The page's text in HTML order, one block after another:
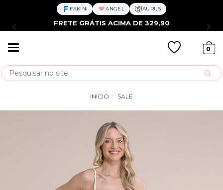
FAKINI ANGEL AURUS
FRETE GRÁTIS ACIMA DE 329,90
0
Busca
INÍCIO SALE